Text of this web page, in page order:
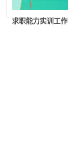
求职能力实训工作